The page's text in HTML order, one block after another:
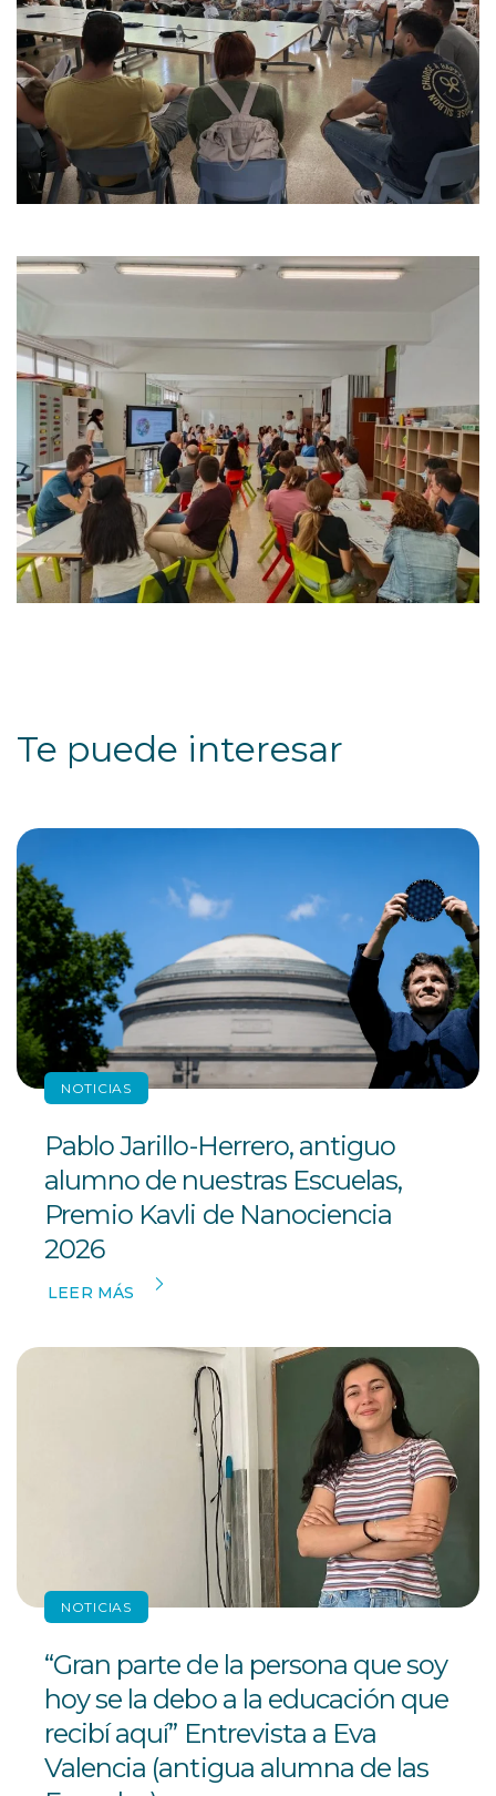
Te puede interesar
NOTICIAS
Pablo Jarillo-Herrero, antiguo
alumno de nuestras Escuelas,
Premio Kavli de Nanociencia
2026
LEER MÁS
NOTICIAS
“Gran parte de la persona que soy
hoy se la debo a la educación que
recibí aquí” Entrevista a Eva
Valencia (antigua alumna de las